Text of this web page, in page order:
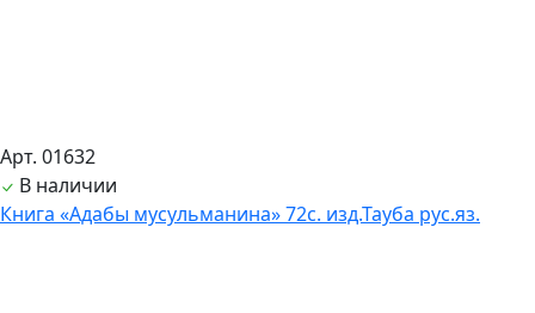
Арт. 01632
В наличии
Книга «Адабы мусульманина» 72с. изд.Тауба рус.яз.